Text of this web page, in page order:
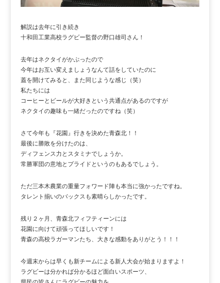
解説は去年に引き続き
十和田工業高校ラグビー監督の野口雄司さん！
去年はネクタイがかぶったので
今年はお互い変えましょうなんて話をしていたのに
蓋を開けてみると、また同じような感じ（笑）
私たちには
コーヒーとビールが大好きという共通点があるのですが
ネクタイの趣味も一緒だったのですね（笑）
さて今年も『花園』行きを決めた青森北！！
最後に勝敗を分けたのは、
ディフェンス力とスタミナでしょうか。
常勝軍団の意地とプライドというのもあるでしょう。
ただ三本木農業の重量フォワード陣も本当に強かったですね。
タレント揃いのバックスも素晴らしかったです。
残り２ヶ月、青森北フィフティーンには
花園に向けて頑張ってほしいです！
青森の高校ラガーマンたち、大きな感動をありがとう！！！
今週末からは早くも新チームによる新人大会が始まりますよ！
ラグビーは分かれば分かるほど面白いスポーツ、